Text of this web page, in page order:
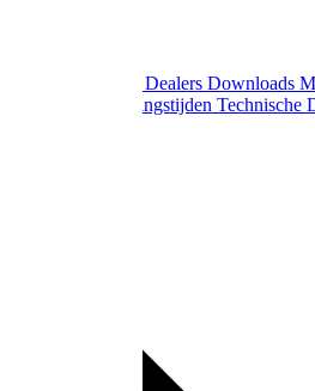
Dealers Downloads
Gewijzigde openingstijden Technische